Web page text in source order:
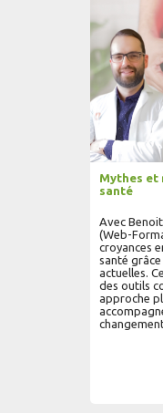
Mythes et
santé
Avec
(Web-
croyances
santé
actuelles.
des outils
approche